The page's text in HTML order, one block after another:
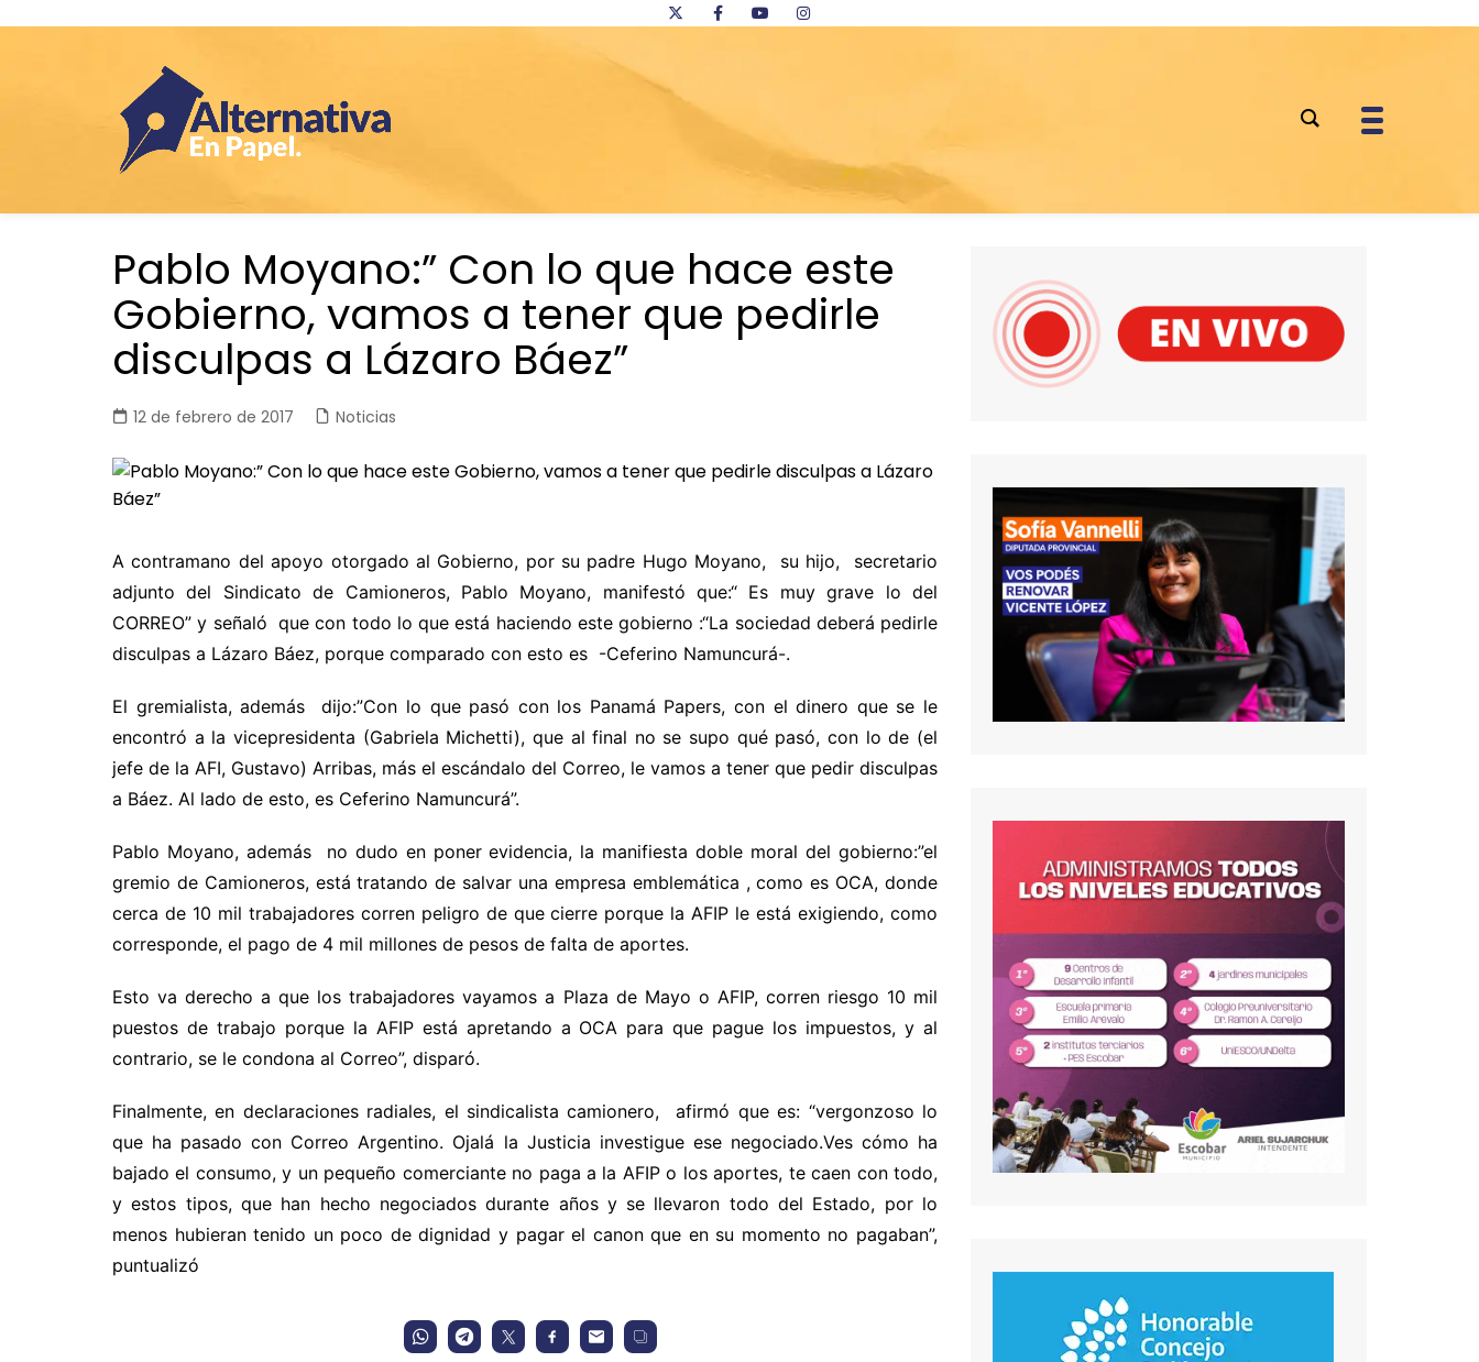
Pablo Moyano:” Con lo que hace este
Gobierno, vamos a tener que pedirle
disculpas a Lázaro Báez”
12 de febrero de 2017 Noticias
A contramano del apoyo otorgado al Gobierno, por su padre Hugo Moyano, su hijo, secretario
adjunto del Sindicato de Camioneros, Pablo Moyano, manifestó que:“ Es muy grave lo del
CORREO” y señaló que con todo lo que está haciendo este gobierno :“La sociedad deberá pedirle
disculpas a Lázaro Báez, porque comparado con esto es -Ceferino Namuncurá-.
El gremialista, además dijo:”Con lo que pasó con los Panamá Papers, con el dinero que se le
encontró a la vicepresidenta (Gabriela Michetti), que al final no se supo qué pasó, con lo de (el
jefe de la AFI, Gustavo) Arribas, más el escándalo del Correo, le vamos a tener que pedir disculpas
a Báez. Al lado de esto, es Ceferino Namuncurá”.
Pablo Moyano, además no dudo en poner evidencia, la manifiesta doble moral del gobierno:”el
gremio de Camioneros, está tratando de salvar una empresa emblemática , como es OCA, donde
cerca de 10 mil trabajadores corren peligro de que cierre porque la AFIP le está exigiendo, como
corresponde, el pago de 4 mil millones de pesos de falta de aportes.
Esto va derecho a que los trabajadores vayamos a Plaza de Mayo o AFIP, corren riesgo 10 mil
puestos de trabajo porque la AFIP está apretando a OCA para que pague los impuestos, y al
contrario, se le condona al Correo”, disparó.
Finalmente, en declaraciones radiales, el sindicalista camionero, afirmó que es: “vergonzoso lo
que ha pasado con Correo Argentino. Ojalá la Justicia investigue ese negociado.Ves cómo ha
bajado el consumo, y un pequeño comerciante no paga a la AFIP o los aportes, te caen con todo,
y estos tipos, que han hecho negociados durante años y se llevaron todo del Estado, por lo
menos hubieran tenido un poco de dignidad y pagar el canon que en su momento no pagaban”,
puntualizó